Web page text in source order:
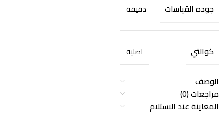
جوده القياسات دقيقة
كوالتي اصليه
الوصف
مراجعات (0)
المعاينة عند الاستلام